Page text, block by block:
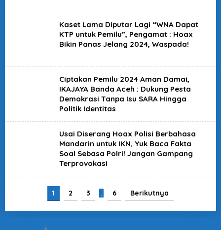
Kaset Lama Diputar Lagi “WNA Dapat
KTP untuk Pemilu”, Pengamat : Hoax
Bikin Panas Jelang 2024, Waspada!
Ciptakan Pemilu 2024 Aman Damai,
IKAJAYA Banda Aceh : Dukung Pesta
Demokrasi Tanpa Isu SARA Hingga
Politik Identitas
Usai Diserang Hoax Polisi Berbahasa
Mandarin untuk IKN, Yuk Baca Fakta
Soal Sebasa Polri! Jangan Gampang
Terprovokasi
1 2 3 … 6 Berikutnya